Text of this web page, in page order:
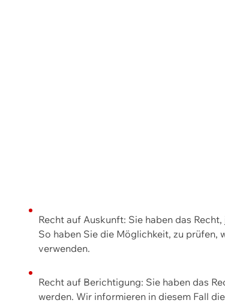
Recht auf Auskunft: Sie haben das
So haben Sie die Möglichkeit, zu prüfen,
verwenden.
Recht auf Berichtigung: Sie haben das
werden. Wir informieren in diesem Fall